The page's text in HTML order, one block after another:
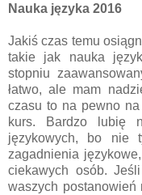
Nauka języka 2016
Jakiś czas temu
takie jak nauka
stopniu
łatwo, ale mam
czasu to na pewno
kurs. Bardzo lubię
językowych, bo nie
zagadnienia
ciekawych osób.
waszych